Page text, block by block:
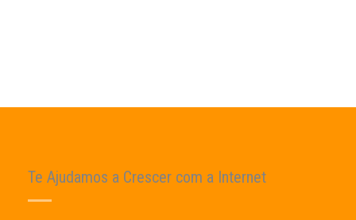
Te Ajudamos a Crescer com a Internet